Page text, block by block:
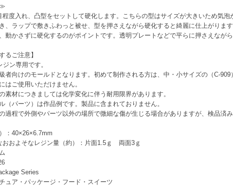
度入れ、凸型をセットして硬化します。こちらの型はサイズが大きいため気泡
、ラップで敷きふわっと被せ、型を押さえながら硬化すると綺麗に仕上がります
動かさずに硬化するのがポイントです。透明プレートなどで平らに押さえなが
るご注意】
ン専用です。
者向けのモールドとなります。初めて制作される方は、中・小サイズの（C-909
はご使用いただけません。
素材につきましては化学変化に伴う耐用限界があります。
（パーツ）は作品例です。製品に含まれておりません。
過程で外側やパーツ以外の場所で微細な傷が生じる場合がありますが、検品済
：40×26×6.7mm
おおよそなレジン量（約）：片面1.5ｇ 両面3ｇ
Series
ュア・パッケージ・フード・スイーツ